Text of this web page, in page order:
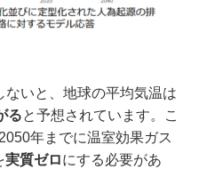
ないと、地球の平均気温は
ると予想されています。こ
年までに温室効果ガス
実質ゼロにする必要があ